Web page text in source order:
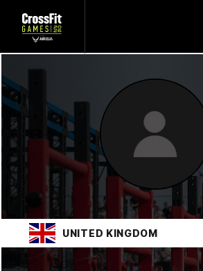
UNITED KINGDOM